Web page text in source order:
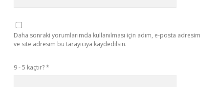
Daha sonraki yorumlarımda kullanılması için adım, e-posta adresim
ve site adresim bu tarayıcıya kaydedilsin.
9 - 5 kaçtır?*